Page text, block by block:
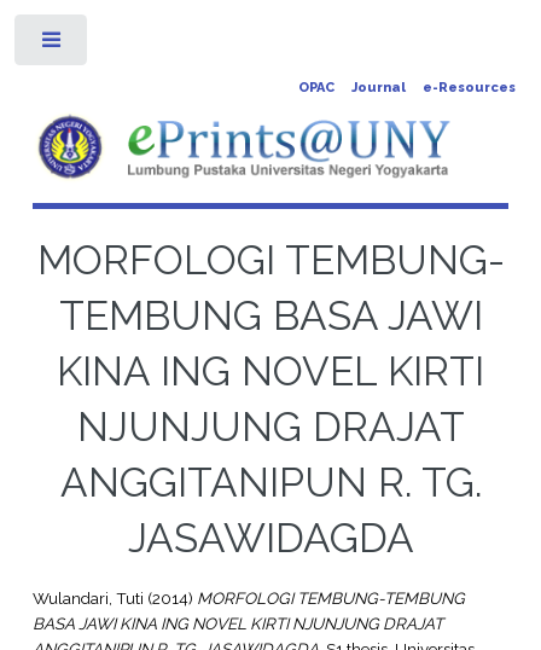
OPAC Journal e-Resources
MORFOLOGI TEMBUNG-
TEMBUNG BASA JAWI
KINA ING NOVEL KIRTI
NJUNJUNG DRAJAT
ANGGITANIPUN R. TG.
JASAWIDAGDA
Wulandari, Tuti (2014) MORFOLOGI TEMBUNG-TEMBUNG
BASA JAWI KINA ING NOVEL KIRTI NJUNJUNG DRAJAT